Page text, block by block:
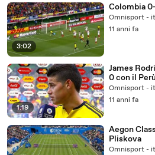
3:02
Colombia
Omnisport - it
11 anni fa
1:19
James
0 con il Perù
Omnisport - it
11 anni fa
Aegon
Pliskova
Omnisport - it